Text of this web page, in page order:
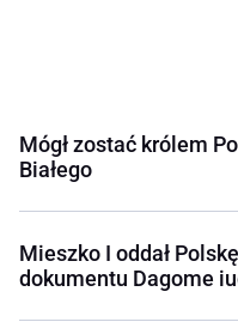
Mógł zostać królem
Białego
Mieszko I oddał
dokumentu Dagome